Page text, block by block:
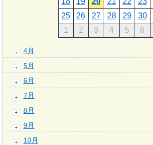
25
26 27 28 29 30
1
2 3 4 5 6
4月
5月
6月
7月
8月
9月
10月